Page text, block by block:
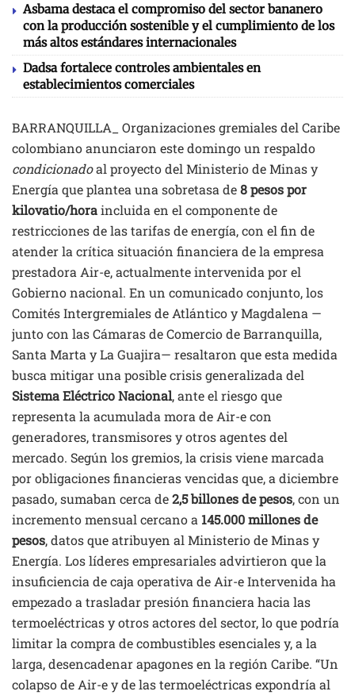
Asbama destaca el compromiso del sector bananero
con la producción sostenible y el cumplimiento de los
más altos estándares internacionales
Dadsa fortalece controles ambientales en
establecimientos comerciales
BARRANQUILLA_ Organizaciones gremiales del Caribe
colombiano anunciaron este domingo un respaldo
condicionadoal proyecto del Ministerio de Minas y
Energía que plantea una sobretasa de8 pesos por
kilovatio/horaincluida en el componente de
restricciones de las tarifas de energía, con el fin de
atender la crítica situación financiera de la empresa
prestadora Air-e, actualmente intervenida por el
Gobierno nacional. En un comunicado conjunto, los
Comités Intergremiales de Atlántico y Magdalena —
junto con las Cámaras de Comercio de Barranquilla,
Santa Marta y La Guajira— resaltaron que esta medida
busca mitigar una posible crisis generalizada del
Sistema Eléctrico Nacional, ante el riesgo que
representa la acumulada mora de Air-e con
generadores, transmisores y otros agentes del
mercado. Según los gremios, la crisis viene marcada
por obligaciones financieras vencidas que, a diciembre
pasado, sumaban cerca de2,5 billones de pesos, con un
incremento mensual cercano a 145.000 millones de
pesos, datos que atribuyen al Ministerio de Minas y
Energía. Los líderes empresariales advirtieron que la
insuficiencia de caja operativa de Air-e Intervenida ha
empezado a trasladar presión financiera hacia las
termoeléctricas y otros actores del sector, lo que podría
limitar la compra de combustibles esenciales y, a la
larga, desencadenar apagones en la región Caribe. “Un
colapso de Air-e y de las termoeléctricas expondría al